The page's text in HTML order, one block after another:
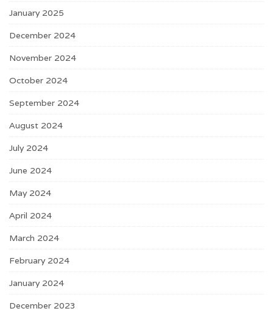
January 2025
December 2024
November 2024
October 2024
September 2024
August 2024
July 2024
June 2024
May 2024
April 2024
March 2024
February 2024
January 2024
December 2023